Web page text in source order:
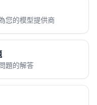
您的模型提供商
題的解答